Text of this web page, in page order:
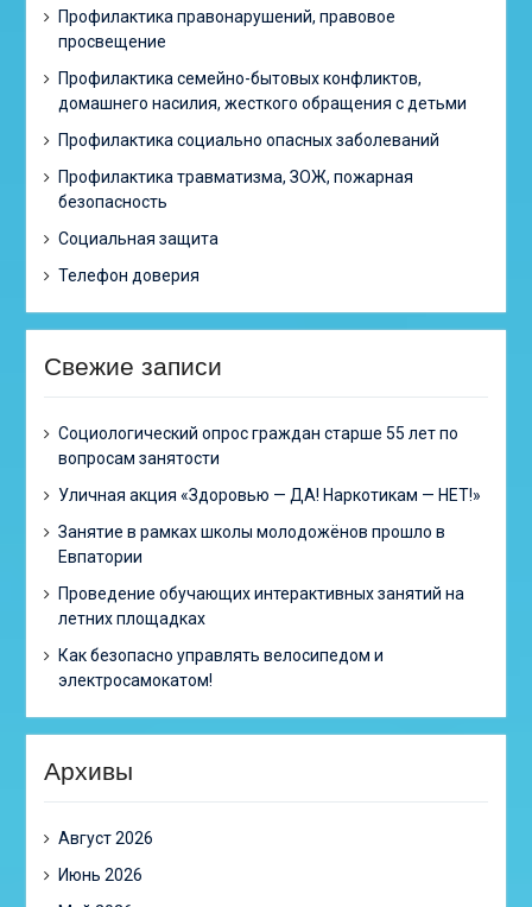
Профилактика правонарушений, правовое
просвещение
Профилактика семейно-бытовых конфликтов,
домашнего насилия, жесткого обращения с детьми
Профилактика социально опасных заболеваний
Профилактика травматизма, ЗОЖ, пожарная
безопасность
Социальная защита
Телефон доверия
Свежие записи
Cоциологический опрос граждан старше 55 лет по
вопросам занятости
Уличная акция «Здоровью — ДА! Наркотикам — НЕТ!»
Занятие в рамках школы молодожёнов прошло в
Евпатории
Проведение обучающих интерактивных занятий на
летних площадках
Как безопасно управлять велосипедом и
электросамокатом!
Архивы
Август 2026
Июнь 2026